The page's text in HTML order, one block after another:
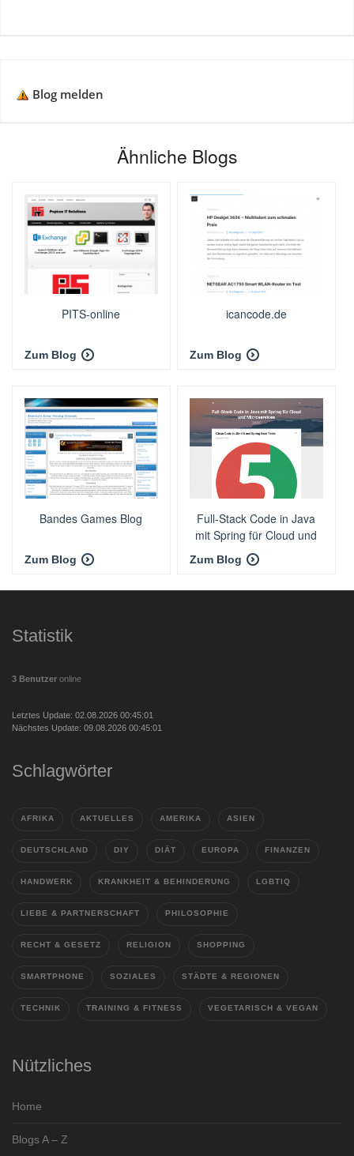
Blog melden
Ähnliche Blogs
PITS-online
Zum Blog
icancode.de
Zum Blog
Bandes Games Blog
Zum Blog
Full-Stack Code in Java
mit Spring für Cloud und
Microservices
Zum Blog
Statistik
3 Benutzer online
Letztes Update: 02.08.2026 00:45:01
Nächstes Update: 09.08.2026 00:45:01
Schlagwörter
AFRIKA AKTUELLES AMERIKA ASIEN
DEUTSCHLAND DIY DIÄT EUROPA FINANZEN
HANDWERK KRANKHEIT & BEHINDERUNG LGBTIQ
LIEBE & PARTNERSCHAFT PHILOSOPHIE
RECHT & GESETZ RELIGION SHOPPING
SMARTPHONE SOZIALES STÄDTE & REGIONEN
TECHNIK TRAINING & FITNESS VEGETARISCH & VEGAN
Nützliches
Home
Blogs A – Z